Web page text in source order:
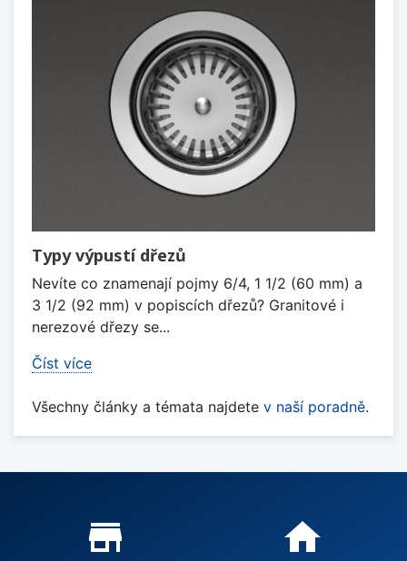
Typy výpustí dřezů
Nevíte co znamenají pojmy 6/4, 1 1/2 (60 mm) a
3 1/2 (92 mm) v popiscích dřezů? Granitové i
nerezové dřezy se...
Číst více
Všechny články a témata najdete v naší poradně.
Proč nakupovat u nás?
store_mall_directory home